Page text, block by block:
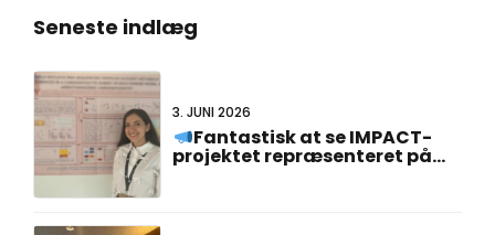
Seneste indlæg
3. JUNI 2026
Fantastisk at se IMPACT-
projektet repræsenteret på